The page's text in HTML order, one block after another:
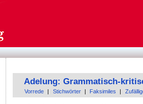
Adelung: Grammatisch-
Vorrede Stichwörter Faksimiles